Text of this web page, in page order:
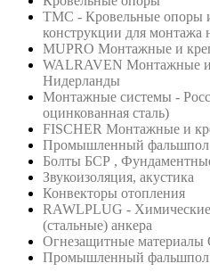
ТМС - Кровельные опоры
конструкции для монтажа
MUPRO Монтажные и
WALRAVEN Монтажные
Нидерланды
Монтажные системы -
оцинкованная сталь)
FISCHER Монтажные и
Промышленный фальшпол
Болты БСР ,
Звукоизоляция, акустика
Конвекторы отопления
RAWLPLUG - Химические
(стальные) анкера
Огнезащитные
Промышленный фальшпол